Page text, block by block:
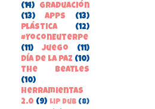
(14)
Graduación
(13)
apps
(13)
Plástica
(12)
#YoConEuterpe
(11)
juego
(11)
Día de la Paz (10)
the beatles
(10)
herramientas
2.0 (9) Lip Dub (8)